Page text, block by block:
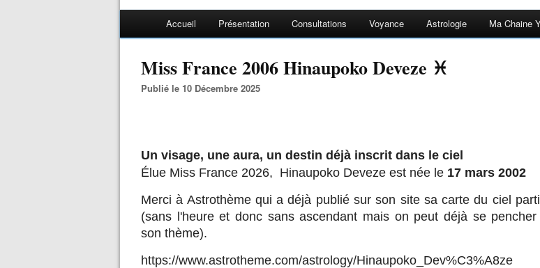
Accueil Présentation Consultations Voyance Astrologie Ma Chaine
Miss France 2006 Hinaupoko Deveze ♓
Publié le 10 Décembre 2025
Un visage, une aura, un destin déjà inscrit dans le ciel
Élue Miss France 2026, Hinaupoko Deveze est née le 17 mars 2002
Merci à Astrothème qui a déjà publié sur son site sa carte du ciel
(sans l'heure et donc sans ascendant mais on peut déjà se
son thème).
https://www.astrotheme.com/astrology/Hinaupoko_Dev%C3%A8ze